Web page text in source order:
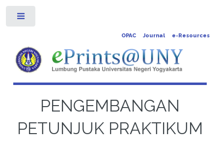
OPAC Journal e-Resources
PENGEMBANGAN
PETUNJUK PRAKTIKUM